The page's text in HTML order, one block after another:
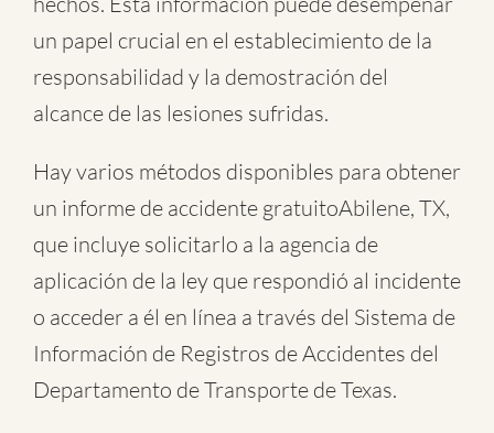
un papel crucial en el establecimiento de la
responsabilidad y la demostración del
alcance de las lesiones sufridas.
Hay varios métodos disponibles para obtener
un informe de accidente gratuitoAbilene, TX,
que incluye solicitarlo a la agencia de
aplicación de la ley que respondió al incidente
o acceder a él en línea a través del Sistema de
Información de Registros de Accidentes del
Departamento de Transporte de Texas.